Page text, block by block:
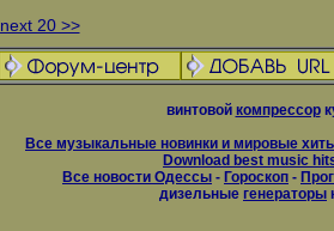
next 20 >>
винтовой компрессор
Все музыкальные новинки и мировые
Download best music
Все новости Одессы - Гороскоп -
дизельные генераторы